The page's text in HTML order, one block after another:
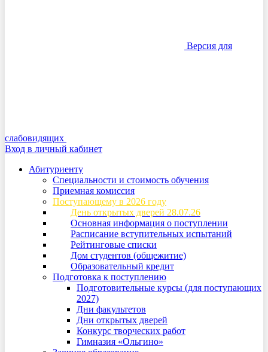
Версия для
слабовидящих
Вход в личный кабинет
Абитуриенту
Специальности и стоимость обучения
Приемная комиссия
Поступающему в 2026 году
День открытых дверей 28.07.26
Основная информация о поступлении
Расписание вступительных испытаний
Рейтинговые списки
Дом студентов (общежитие)
Образовательный кредит
Подготовка к поступлению
Подготовительные курсы (для поступающих
2027)
Дни факультетов
Дни открытых дверей
Конкурс творческих работ
Гимназия «Ольгино»